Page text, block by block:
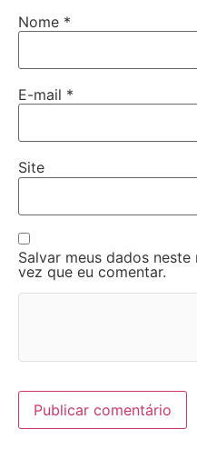
Nome *
E-mail *
Site
Salvar meus dados
vez que eu comentar.